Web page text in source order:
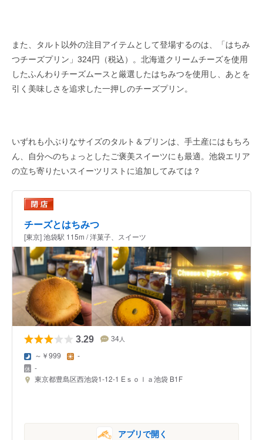
また、タルト以外の注目アイテムとして登場するのは、「はちみ
つチーズプリン」324円（税込）。北海道クリームチーズを使用
したふんわりチーズムースと厳選したはちみつを使用し、あとを
引く美味しさを追求した一押しのチーズプリン。
いずれも小ぶりなサイズのタルト＆プリンは、手土産にはもちろ
ん、自分へのちょっとしたご褒美スイーツにも最適。池袋エリア
の立ち寄りたいスイーツリストに追加してみては？
チーズとはちみつ
[東京] 池袋駅 115m / 洋菓子、スイーツ
3.29 34 人
～￥999 -
-
東京都豊島区西池袋1-12-1 Eｓｏｌａ池袋 B1F
アプリで開く